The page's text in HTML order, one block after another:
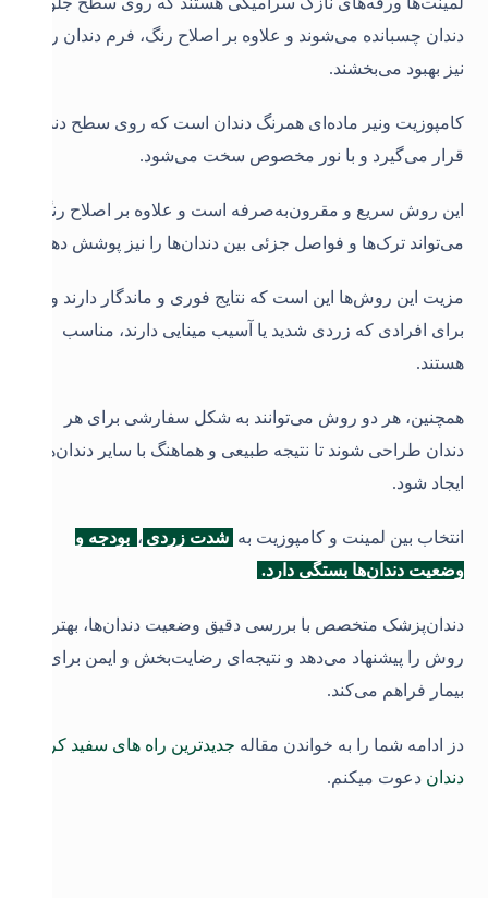
دندان چسبانده می‌شوند و علاوه بر اصلاح رنگ، فرم دندان را
نیز بهبود می‌بخشند.
کامپوزیت ونیر ماده‌ای همرنگ دندان است که روی سطح دندان
قرار می‌گیرد و با نور مخصوص سخت می‌شود.
این روش سریع و مقرون‌به‌صرفه است و علاوه بر اصلاح رنگ،
می‌تواند ترک‌ها و فواصل جزئی بین دندان‌ها را نیز پوشش دهد.
مزیت این روش‌ها این است که نتایج فوری و ماندگار دارند و
برای افرادی که زردی شدید یا آسیب مینایی دارند، مناسب
هستند.
همچنین، هر دو روش می‌توانند به شکل سفارشی برای هر
دندان طراحی شوند تا نتیجه طبیعی و هماهنگ با سایر دندان‌ها
ایجاد شود.
انتخاب بین لمینت و کامپوزیت به شدت زردی ، بودجه و
وضعیت دندان‌ها بستگی دارد.
دندان‌پزشک متخصص با بررسی دقیق وضعیت دندان‌ها، بهترین
روش را پیشنهاد می‌دهد و نتیجه‌ای رضایت‌بخش و ایمن برای
بیمار فراهم می‌کند.
دز ادامه شما را به خواندن مقاله جدیدترین راه های سفید کردن
دندان دعوت میکنم.